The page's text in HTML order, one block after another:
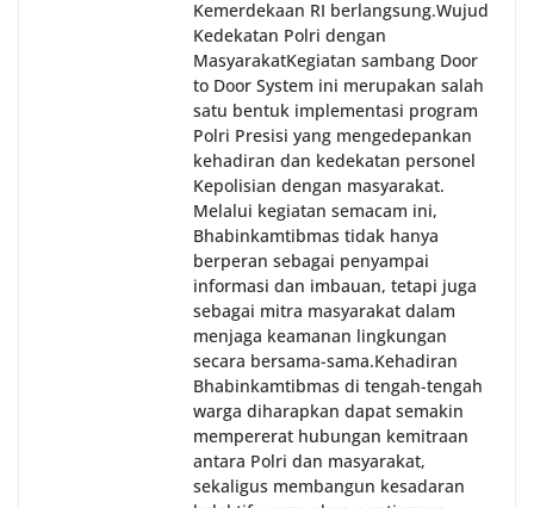
Kemerdekaan RI berlangsung.‎‎Wujud
Kedekatan Polri dengan
Masyarakat‎Kegiatan sambang Door
to Door System ini merupakan salah
satu bentuk implementasi program
Polri Presisi yang mengedepankan
kehadiran dan kedekatan personel
Kepolisian dengan masyarakat.
Melalui kegiatan semacam ini,
Bhabinkamtibmas tidak hanya
berperan sebagai penyampai
informasi dan imbauan, tetapi juga
sebagai mitra masyarakat dalam
menjaga keamanan lingkungan
secara bersama-sama.‎‎Kehadiran
Bhabinkamtibmas di tengah-tengah
warga diharapkan dapat semakin
mempererat hubungan kemitraan
antara Polri dan masyarakat,
sekaligus membangun kesadaran